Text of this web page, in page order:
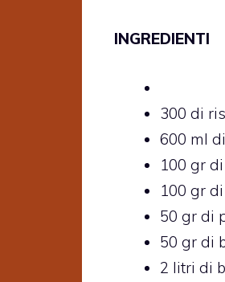
INGREDIENTI
300 di
600 ml
100 gr
100 gr
50 gr di
50 gr di
2 litri di